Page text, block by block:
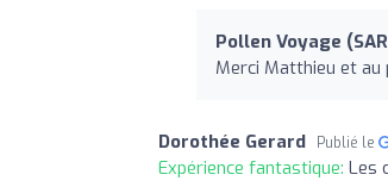
Pollen Voyage
Merci Matthieu et au
Dorothée Gerard Publié le
Expérience fantastique: Les